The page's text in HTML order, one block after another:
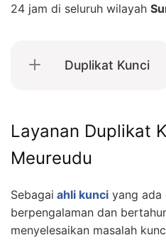
24 jam di seluruh wilayah
Duplikat Kunci
Layanan Duplikat
Meureudu
Sebagai ahli kunci yang
berpengalaman dan
menyelesaikan masalah